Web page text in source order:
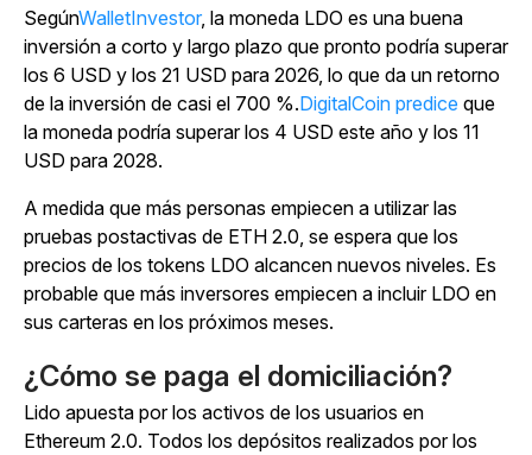
SegúnWalletInvestor, la moneda LDO es una buena
inversión a corto y largo plazo que pronto podría superar
los 6 USD y los 21 USD para 2026, lo que da un retorno
de la inversión de casi el 700 %.DigitalCoin predice que
la moneda podría superar los 4 USD este año y los 11
USD para 2028.
A medida que más personas empiecen a utilizar las
pruebas postactivas de ETH 2.0, se espera que los
precios de los tokens LDO alcancen nuevos niveles. Es
probable que más inversores empiecen a incluir LDO en
sus carteras en los próximos meses.
¿Cómo se paga el domiciliación?
Lido apuesta por los activos de los usuarios en
Ethereum 2.0. Todos los depósitos realizados por los